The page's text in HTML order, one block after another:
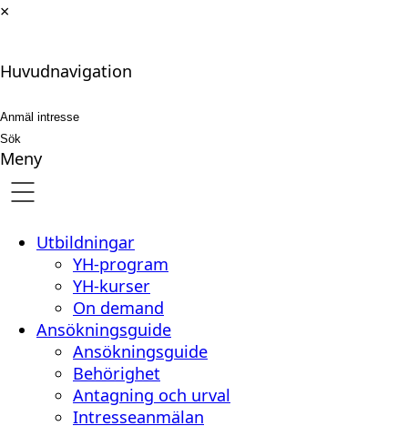
×
Hoppa
innehåll
Huvudnavigation
Anmäl intresse
Sök
Meny
Utbildningar
YH-program
YH-kurser
On demand
Ansökningsguide
Ansökningsguide
Behörighet
Antagning och urval
Intresseanmälan